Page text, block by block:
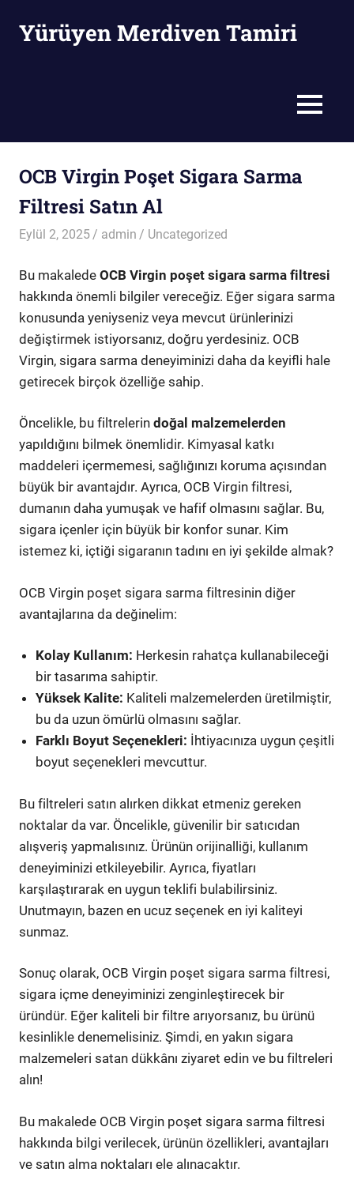
Yürüyen Merdiven Tamiri
MENU
OCB Virgin Poşet Sigara Sarma
Filtresi Satın Al
Eylül 2, 2025 admin Uncategorized
Bu makalede OCB Virgin poşet sigara sarma filtresi
hakkında önemli bilgiler vereceğiz. Eğer sigara sarma
konusunda yeniyseniz veya mevcut ürünlerinizi
değiştirmek istiyorsanız, doğru yerdesiniz. OCB
Virgin, sigara sarma deneyiminizi daha da keyifli hale
getirecek birçok özelliğe sahip.
Öncelikle, bu filtrelerin doğal malzemelerden
yapıldığını bilmek önemlidir. Kimyasal katkı
maddeleri içermemesi, sağlığınızı koruma açısından
büyük bir avantajdır. Ayrıca, OCB Virgin filtresi,
dumanın daha yumuşak ve hafif olmasını sağlar. Bu,
sigara içenler için büyük bir konfor sunar. Kim
istemez ki, içtiği sigaranın tadını en iyi şekilde almak?
OCB Virgin poşet sigara sarma filtresinin diğer
avantajlarına da değinelim:
Kolay Kullanım: Herkesin rahatça kullanabileceği
bir tasarıma sahiptir.
Yüksek Kalite: Kaliteli malzemelerden üretilmiştir,
bu da uzun ömürlü olmasını sağlar.
Farklı Boyut Seçenekleri: İhtiyacınıza uygun çeşitli
boyut seçenekleri mevcuttur.
Bu filtreleri satın alırken dikkat etmeniz gereken
noktalar da var. Öncelikle, güvenilir bir satıcıdan
alışveriş yapmalısınız. Ürünün orijinalliği, kullanım
deneyiminizi etkileyebilir. Ayrıca, fiyatları
karşılaştırarak en uygun teklifi bulabilirsiniz.
Unutmayın, bazen en ucuz seçenek en iyi kaliteyi
sunmaz.
Sonuç olarak, OCB Virgin poşet sigara sarma filtresi,
sigara içme deneyiminizi zenginleştirecek bir
üründür. Eğer kaliteli bir filtre arıyorsanız, bu ürünü
kesinlikle denemelisiniz. Şimdi, en yakın sigara
malzemeleri satan dükkânı ziyaret edin ve bu filtreleri
alın!
Bu makalede OCB Virgin poşet sigara sarma filtresi
hakkında bilgi verilecek, ürünün özellikleri, avantajları
ve satın alma noktaları ele alınacaktır.